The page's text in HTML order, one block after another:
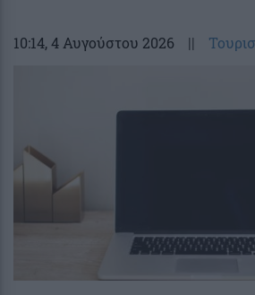
10:14, 4 Αυγούστου 2026 ||